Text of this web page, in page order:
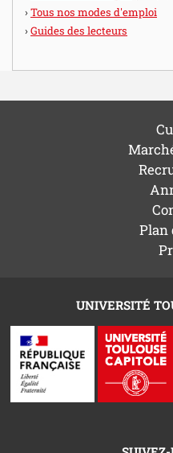
Tous nos modes d'emploi
Guides des lecteurs
Plan
UNIVERSITÉ